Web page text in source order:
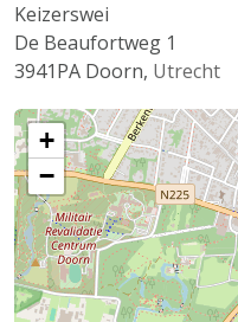
Keizerswei
De Beaufortweg 1
3941PA Doorn, Utrecht
+
−